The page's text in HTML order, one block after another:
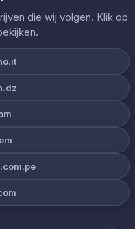
die wij volgen. Klik op